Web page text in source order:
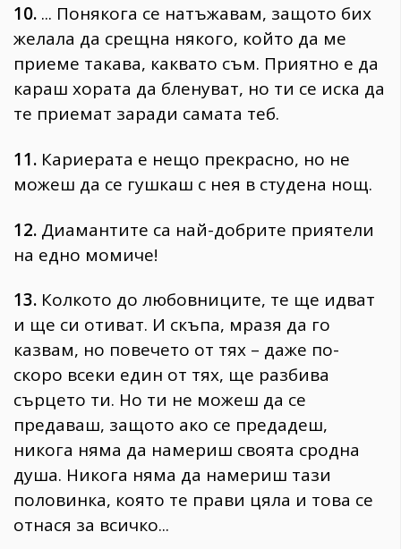
10. ... Понякога се натъжавам, защото бих
желала да срещна някого, който да ме
приеме такава, каквато съм. Приятно е да
караш хората да бленуват, но ти се иска да
те приемат заради самата теб.
11. Кариерата е нещо прекрасно, но не
можеш да се гушкаш с нея в студена нощ.
12. Диамантите са най-добрите приятели
на едно момиче!
13. Колкото до любовниците, те ще идват
и ще си отиват. И скъпа, мразя да го
казвам, но повечето от тях – даже по-
скоро всеки един от тях, ще разбива
сърцето ти. Но ти не можеш да се
предаваш, защото ако се предадеш,
никога няма да намериш своята сродна
душа. Никога няма да намериш тази
половинка, която те прави цяла и това се
отнася за всичко...